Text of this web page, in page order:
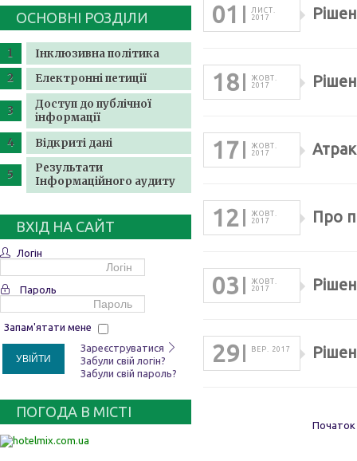
ОСНОВНІ РОЗДІЛИ
Інклюзивна політика
Електронні петиції
Доступ до публічної
інформації
Відкриті дані
Результати
Інформаційного аудиту
ВХІД НА САЙТ
Логін
Пароль
Запам'ятати мене
УВІЙТИ
Зареєструватися
Забули свій логін?
Забули свій пароль?
ПОГОДА В МІСТІ
01
ЛИСТ.
2017
18
ЖОВТ.
2017
17
ЖОВТ.
2017
12
ЖОВТ.
2017
Про
03
ЖОВТ.
2017
29 ВЕР. 2017
Початок